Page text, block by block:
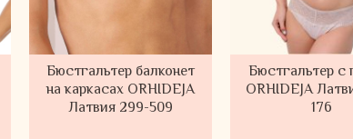
Бюстгальтер балконет
на каркасах ORHIDEJA
Латвия 299-509
Бюстгальтер с
ORHIDEJA
176